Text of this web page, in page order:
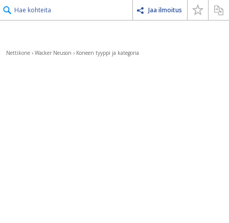
Hae kohteita Jaa ilmoitus
Nettikone › Wacker Neuson › Koneen tyyppi ja kategoria